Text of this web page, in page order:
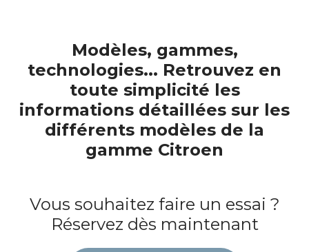
Modèles, gammes,
technologies... Retrouvez en
toute simplicité les
informations détaillées sur les
différents modèles de la
gamme Citroen
Vous souhaitez faire un essai ?
Réservez dès maintenant